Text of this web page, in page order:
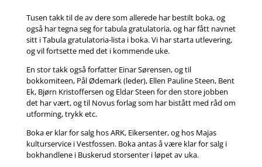
Tusen takk til de av dere som allerede har bestilt boka, og
også har tegna seg for tabula gratulatoria, og har fått navnet
sitt i Tabula gratulatoria-lista i boka. Vi har starta utlevering,
og vil fortsette med det i kommende uke.
En stor takk også forfatter Einar Sørensen, og til
bokkomiteen, Pål Ødemark (leder), Ellen Pauline Steen, Bent
Ek, Bjørn Kristoffersen og Eldar Steen for den store jobben
det har vært, og til Novus forlag som har bistått med råd om
utforming, trykk etc.
Boka er klar for salg hos ARK, Eikersenter, og hos Majas
kulturservice i Vestfossen. Boka antas å være klar for salg i
bokhandlene i Buskerud storsenter i løpet av uka.